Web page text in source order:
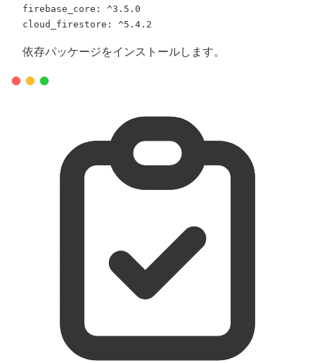
firebase_core : ^3.5.0
cloud_firestore : ^5.4.2
依存パッケージをインストールします。